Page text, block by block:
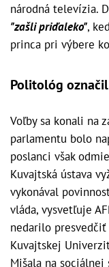
národná televízia.
"zašli priďaleko",
princa pri výbere
Politológ
Voľby sa konali na
parlamentu bolo
poslanci však
Kuvajtská ústava
vykonával
vláda, vysvetľuje
nedarilo presvedčiť
Kuvajtskej
Mišala na